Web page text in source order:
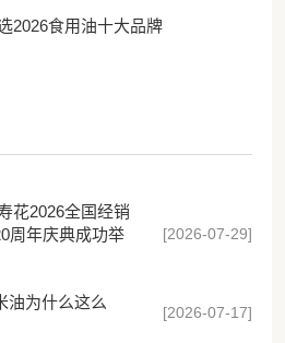
启动
2026食用油十大品牌
花2026全国经销
周年庆典成功举
[2026-07-29]
油为什么这么
[2026-07-17]